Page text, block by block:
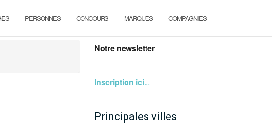
PERSONNES CONCOURS MARQUES COMPAGNIES
Notre newsletter
Inscription ici...
Principales villes